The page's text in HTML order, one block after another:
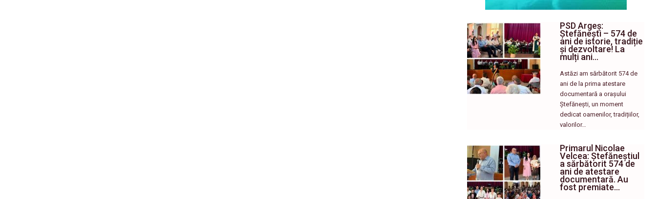
PSD Argeș:
Ștefănești – 574 de
ani de istorie, tradiție
și dezvoltare! La
mulți ani…
Astăzi am sărbătorit 574 de
ani de la prima atestare
documentară a orașului
Ștefănești, un moment
dedicat oamenilor, tradițiilor,
valorilor…
Primarul Nicolae
Velcea: Ștefăneștiul
a sărbătorit 574 de
ani de atestare
documentară. Au
fost premiate…